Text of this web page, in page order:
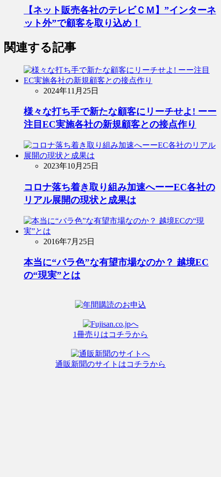
【ネット販売各社のテレビＣＭ】”インターネ
ット外”で顧客を取り込め！
関連する記事
2024年11月25日
様々な打ち手で新たな顧客にリーチせよ! ーー
注目EC実施各社の新規顧客との接点作り
2023年10月25日
コロナ落ち着き取り組み加速へーーEC各社の
リアル展開の現状と成果は
2016年7月25日
本当に“バラ色”な有望市場なのか？ 越境EC
の“現実”とは
1冊売りはコチラから
通販新聞のサイトはコチラから